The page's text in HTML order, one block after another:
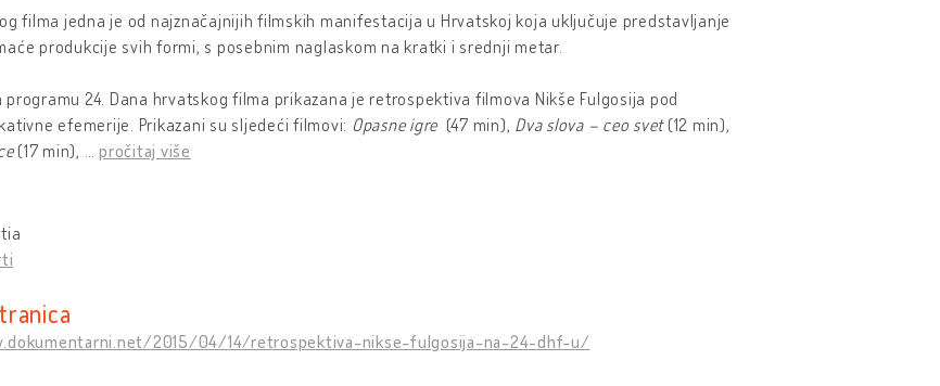
filma jedna je od najznačajnijih filmskih manifestacija u Hrvatskoj koja uključuje predstavljanje
produkcije svih formi, s posebnim naglaskom na kratki i srednji metar.
programu 24. Dana hrvatskog filma prikazana je retrospektiva filmova Nikše Fulgosija pod
efemerije. Prikazani su sljedeći filmovi: Opasne igre (47 min), Dva slova – ceo svet(12 min),
(17 min), pročitaj više
2015/04/14/retrospektiva-nikse-fulgosija-na-24-dhf-u/